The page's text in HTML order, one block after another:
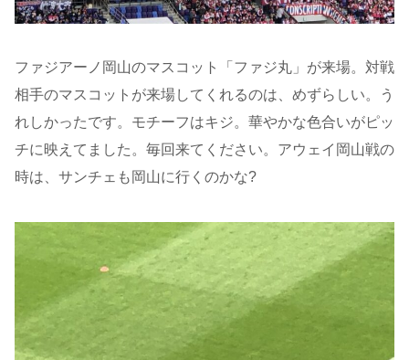
ファジアーノ岡山のマスコット「ファジ丸」が来場。対戦
相手のマスコットが来場してくれるのは、めずらしい。う
れしかったです。モチーフはキジ。華やかな色合いがピッ
チに映えてました。毎回来てください。アウェイ岡山戦の
時は、サンチェも岡山に行くのかな?